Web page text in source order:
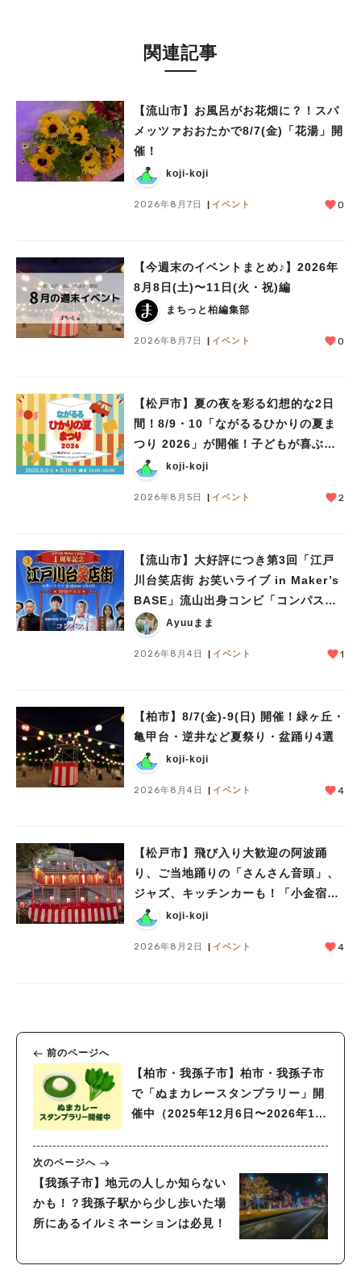
関連記事
【流山市】お風呂がお花畑に？！スパ
メッツァおおたかで8/7(金)「花湯」開
催！
koji-koji
2026年8月7日 イベント 0
【今週末のイベントまとめ♪】2026年
8月8日(土)〜11日(火・祝)編
まちっと柏編集部
2026年8月7日 イベント 0
【松戸市】夏の夜を彩る幻想的な2日
間！8/9・10「ながるるひかりの夏ま
つり 2026」が開催！子どもが喜ぶワ
ークショップや限定ヒーローショーも
koji-koji
2026年8月5日 イベント 2
【流山市】大好評につき第3回「江戸
川台笑店街 お笑いライブ in Maker’s
BASE」流山出身コンビ「コンパス」
も登場！8/23（日）
Ayuuまま
2026年8月4日 イベント 1
【柏市】8/7(金)‐9(日) 開催！緑ヶ丘・
亀甲台・逆井など夏祭り・盆踊り4選
koji-koji
2026年8月4日 イベント 4
【松戸市】飛び入り大歓迎の阿波踊
り、ご当地踊りの「さんさん音頭」、
ジャズ、キッチンカーも！「小金宿ま
つり」8/28-30開催！
koji-koji
2026年8月2日 イベント 4
前のページへ
【柏市・我孫子市】柏市・我孫子市
で「ぬまカレースタンプラリー」開
催中（2025年12月6日〜2026年1月
次のページへ
【我孫子市】地元の人しか知らない
かも！？我孫子駅から少し歩いた場
所にあるイルミネーションは必見！
人気のキーワード
#カフェ#スイーツ #パン